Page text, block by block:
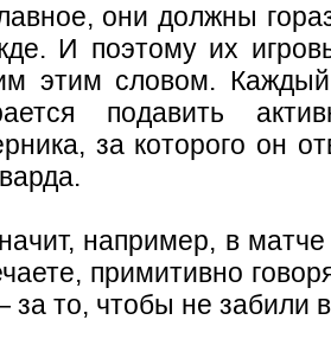
они должны
И поэтому их
этим словом.
подавить
за которого он
например, в
примитивно
за то, чтобы не забили